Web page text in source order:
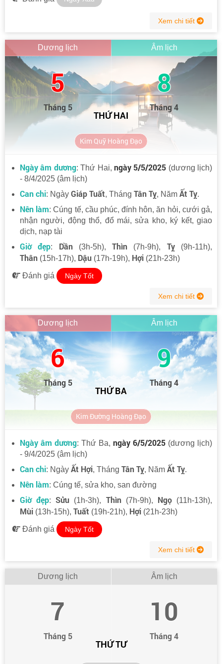
Xem chi tiết
Dương lịch
5
Tháng 5
Âm lịch
8
Tháng 4
THỨ HAI
Kim Quỹ Hoàng Đạo
Ngày âm dương: Thứ Hai, ngày 5/5/2025 (dương lịch)
- 8/4/2025 (âm lịch)
Can chi: Ngày Giáp Tuất, Tháng Tân Tỵ, Năm Ất Tỵ.
Nên làm: Cúng tế, cầu phúc, đính hôn, ăn hỏi, cưới gả,
nhận người, động thổ, đổ mái, sửa kho, ký kết, giao
dịch, nạp tài
Giờ đẹp: Dần(3h-5h),Thìn (7h-9h), Tỵ(9h-11h),
Thân (15h-17h), Dậu (17h-19h), Hợi (21h-23h)
Đánh giá Ngày Tốt
Xem chi tiết
Dương lịch
6
Tháng 5
Âm lịch
9
Tháng 4
THỨ BA
Kim Đường Hoàng Đạo
Ngày âm dương: Thứ Ba, ngày 6/5/2025 (dương lịch)
- 9/4/2025 (âm lịch)
Can chi: Ngày Ất Hợi, Tháng Tân Tỵ, Năm Ất Tỵ.
Nên làm: Cúng tế, sửa kho, san đường
Giờ đẹp:Sửu (1h-3h), Thìn(7h-9h), Ngọ(11h-13h),
Mùi (13h-15h), Tuất (19h-21h), Hợi (21h-23h)
Đánh giá Ngày Tốt
Xem chi tiết
Dương lịch
7
Tháng 5
Âm lịch
10
Tháng 4
THỨ TƯ